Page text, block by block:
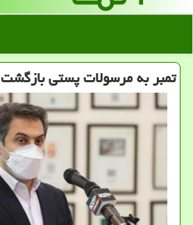
تمبر به مرسولات پستی بازگشت